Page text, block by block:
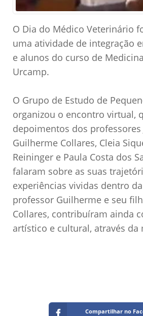
O Dia do Médico Veterinário
uma atividade de integração
e alunos do curso de
Urcamp.
O Grupo de Estudo de
organizou o encontro virtual,
depoimentos dos professores
Guilherme Collares, Cleia
Reininger e Paula Costa dos
falaram sobre as suas
experiências vividas dentro
professor Guilherme e seu
Collares, contribuíram ainda
artístico e cultural, através da
Compartilhar no